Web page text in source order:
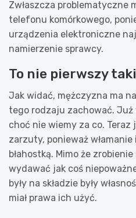
Zwłaszcza problematyczne
telefonu komórkowego,
urządzenia elektroniczne
namierzenie sprawcy.
To nie pierwszy
Jak widać, mężczyzna ma
tego rodzaju zachować. Już
choć nie wiemy za co. Teraz
zarzuty, ponieważ
błahostką. Mimo że
wydawać jak coś
były na składzie były
miał prawa ich użyć.